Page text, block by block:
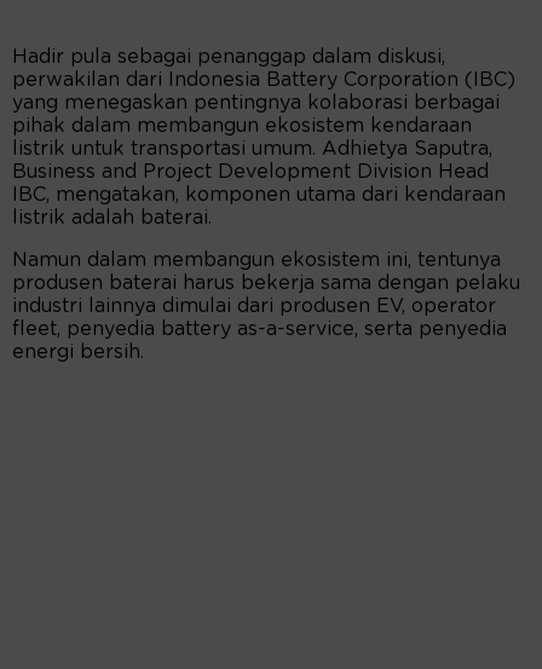
Hadir pula sebagai penanggap dalam diskusi,
perwakilan dari Indonesia Battery Corporation (IBC)
yang menegaskan pentingnya kolaborasi berbagai
pihak dalam membangun ekosistem kendaraan
listrik untuk transportasi umum. Adhietya Saputra,
Business and Project Development Division Head
IBC, mengatakan, komponen utama dari kendaraan
listrik adalah baterai.
Namun dalam membangun ekosistem ini, tentunya
produsen baterai harus bekerja sama dengan pelaku
industri lainnya dimulai dari produsen EV, operator
fleet, penyedia battery as-a-service, serta penyedia
energi bersih.